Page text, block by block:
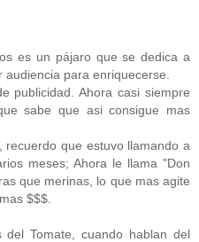
es un pájaro que se dedica a
para enriquecerse.
publicidad. Ahora casi siempre
sabe que asi consigue mas
que estuvo llamando a
meses; Ahora le llama "Don
que merinas, lo que mas agite
$$$.
Tomate, cuando hablan del